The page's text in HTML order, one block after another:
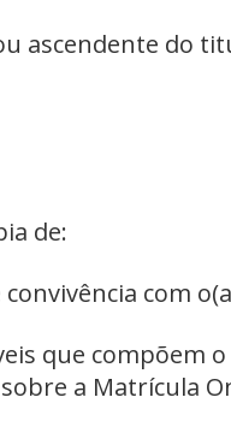
ascendente do
de:
com
que compõem
a Matrícula